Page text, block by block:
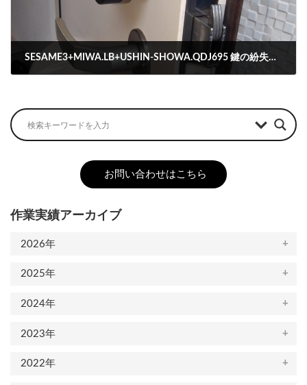
SESAME3+MIWA.LB+USHIN-SHOWA.QDJ695 鍵の紛失による玄関解錠
お問い合わせはこちら
作業実績アーカイブ
2026年
2025年
2024年
2023年
2022年